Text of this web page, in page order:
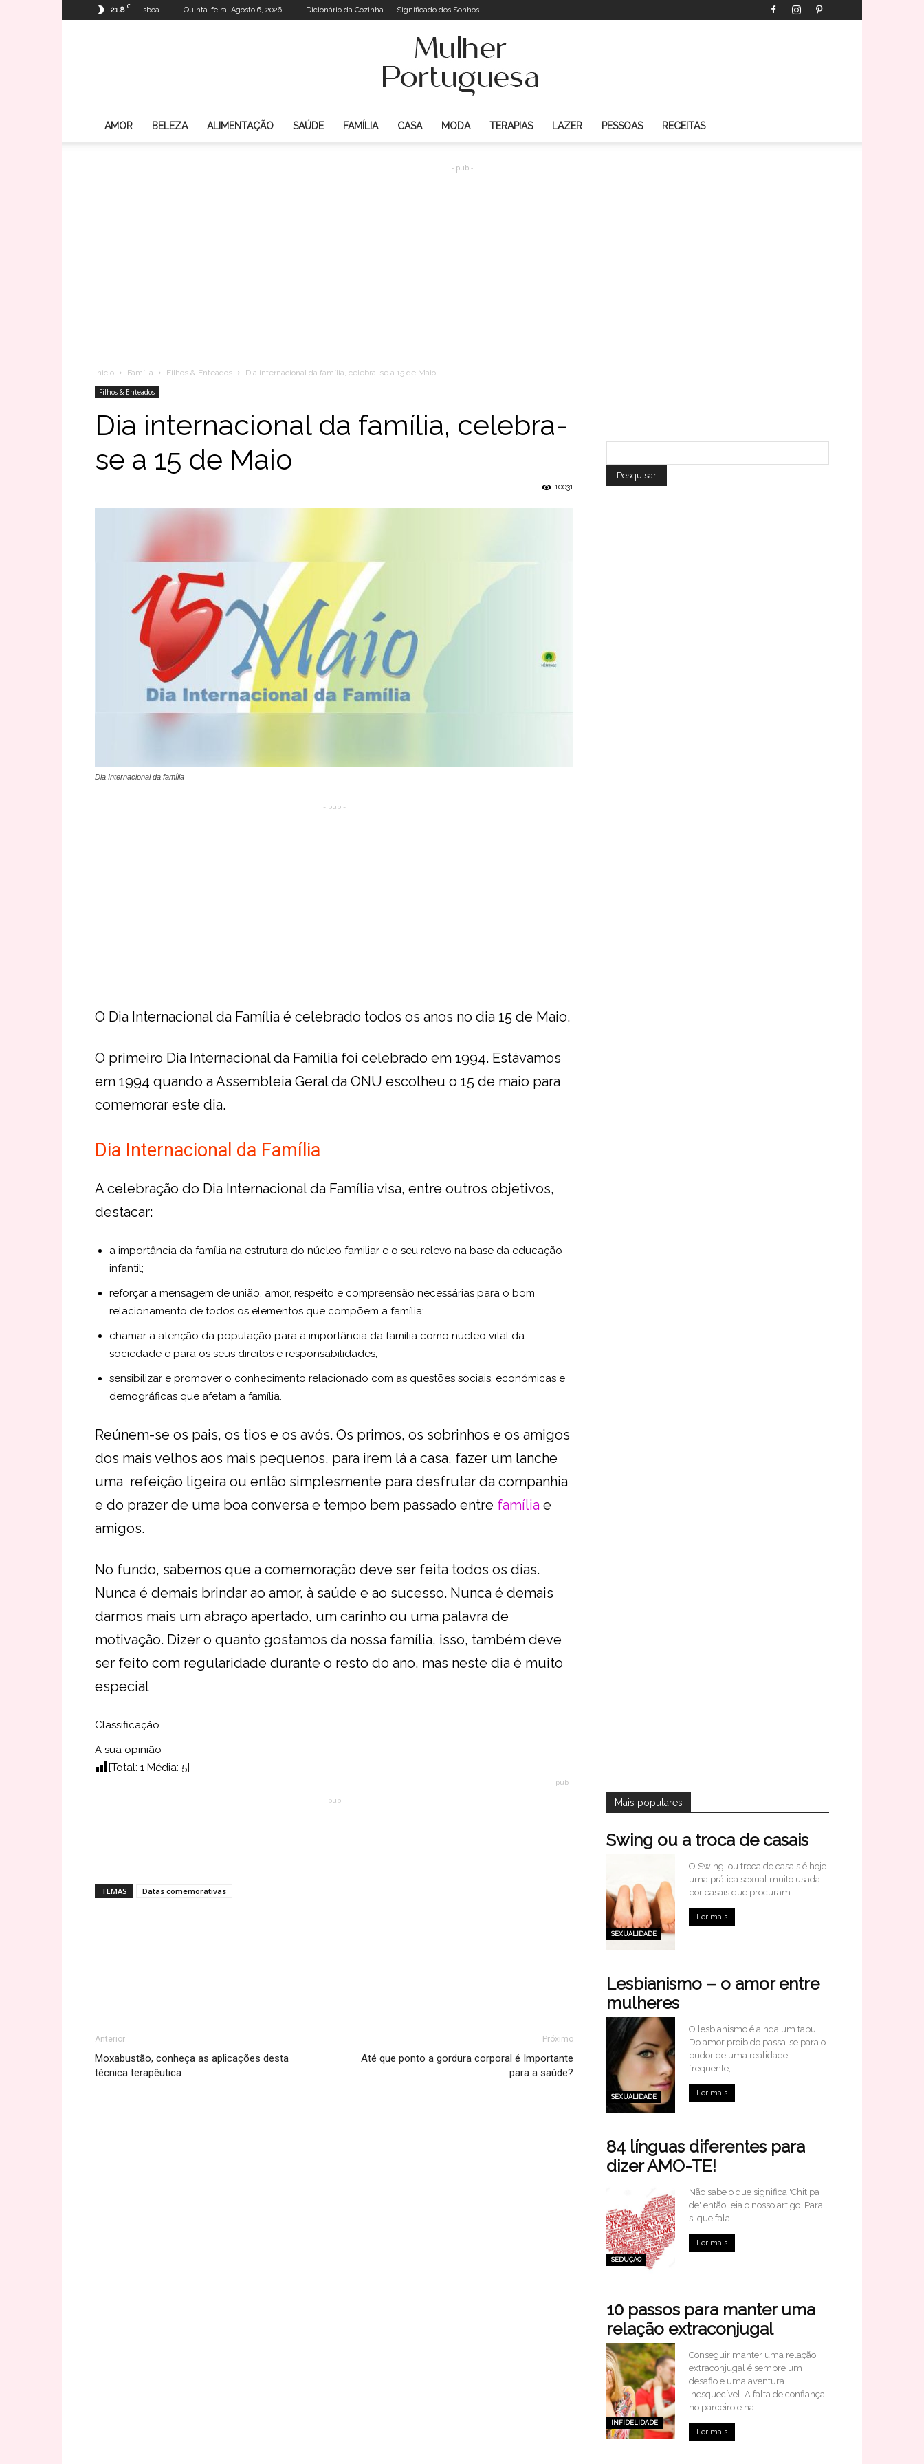
21.8 C Lisboa Quinta-feira, Agosto 6, 2026 Dicionário da Cozinha Significado dos Sonhos
AMOR BELEZA ALIMENTAÇÃO SAÚDE FAMÍLIA CASA MODA TERAPIAS LAZER PESSOAS RECEITAS
- pub -
Inicio Família Filhos & Enteados
Dia internacional da família, celebra-se a 15 de Maio
Filhos & Enteados
Dia internacional da família, celebra-
se a 15 de Maio
10031
Dia Internacional da família
- pub -
O Dia Internacional da Família é celebrado todos os anos no dia 15 de Maio.
O primeiro Dia Internacional da Família foi celebrado em 1994. Estávamos
em 1994 quando a Assembleia Geral da ONU escolheu o 15 de maio para
comemorar este dia.
Dia Internacional da Família
A celebração do Dia Internacional da Família visa, entre outros objetivos,
destacar:
a importância da família na estrutura do núcleo familiar e o seu relevo na base da educação
infantil;
reforçar a mensagem de união, amor, respeito e compreensão necessárias para o bom
relacionamento de todos os elementos que compõem a família;
chamar a atenção da população para a importância da família como núcleo vital da
sociedade e para os seus direitos e responsabilidades;
sensibilizar e promover o conhecimento relacionado com as questões sociais, económicas e
demográficas que afetam a família.
Reúnem-se os pais, os tios e os avós. Os primos, os sobrinhos e os amigos
dos mais velhos aos mais pequenos, para irem lá a casa, fazer um lanche
uma refeição ligeira ou então simplesmente para desfrutar da companhia
e do prazer de uma boa conversa e tempo bem passado entre família e
amigos.
No fundo, sabemos que a comemoração deve ser feita todos os dias.
Nunca é demais brindar ao amor, à saúde e ao sucesso. Nunca é demais
darmos mais um abraço apertado, um carinho ou uma palavra de
motivação. Dizer o quanto gostamos da nossa família, isso, também deve
ser feito com regularidade durante o resto do ano, mas neste dia é muito
especial
Classificação
A sua opinião
[Total: 1 Média: 5]
- pub -
- pub -
TEMAS Datas comemorativas
Anterior
Moxabustão, conheça as aplicações desta
técnica terapêutica
Próximo
Até que ponto a gordura corporal é Importante
para a saúde?
Mais populares
Swing ou a troca de casais
SEXUALIDADE
O Swing, ou troca de casais é hoje
uma prática sexual muito usada
por casais que procuram...
Ler mais
Lesbianismo – o amor entre
mulheres
SEXUALIDADE
O lesbianismo é ainda um tabu.
Do amor proibido passa-se para o
pudor de uma realidade
frequente,...
Ler mais
84 línguas diferentes para
dizer AMO-TE!
SEDUÇÃO
Não sabe o que significa 'Chit pa
de' então leia o nosso artigo. Para
si que fala...
Ler mais
10 passos para manter uma
relação extraconjugal
INFIDELIDADE
Conseguir manter uma relação
extraconjugal é sempre um
desafio e uma aventura
inesquecível. A falta de confiança
no parceiro e na...
Ler mais